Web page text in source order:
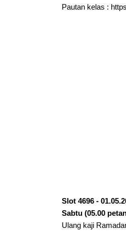
Pautan kelas :
Slot 4696 -
Sabtu (05.00
Ulang kaji